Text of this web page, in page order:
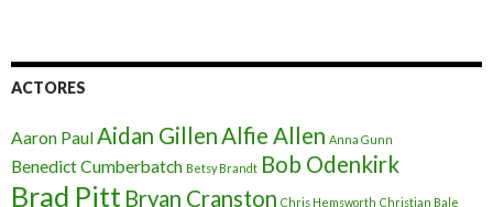
ACTORES
Aaron PaulAidan GillenAlfie Allen Anna Gunn
Benedict Cumberbatch Betsy Brandt Bob Odenkirk
Brad Pitt Bryan Cranston Chris Hemsworth Christian Bale